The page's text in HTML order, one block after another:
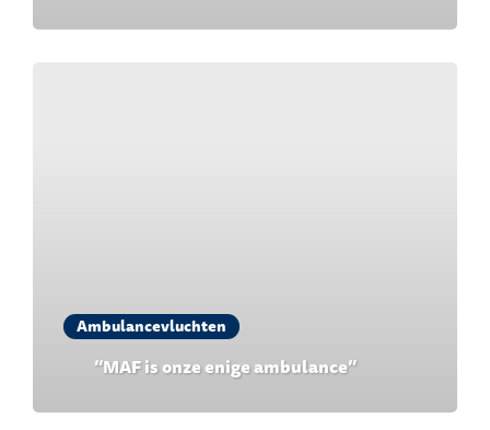
Ambulancevluchten
“MAF is onze enige ambulance”